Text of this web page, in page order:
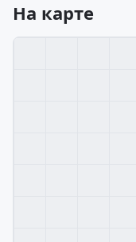
На карте